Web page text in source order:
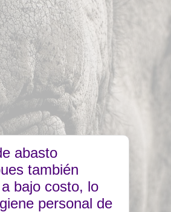
abasto
también
bajo costo, lo
personal de